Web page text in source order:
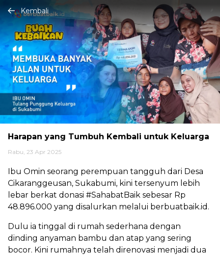
Kembali
Harapan yang Tumbuh Kembali untuk Keluarga
Rabu, 23 Apr 2025
Ibu Omin seorang perempuan tangguh dari Desa
Cikaranggeusan, Sukabumi, kini tersenyum lebih
lebar berkat donasi #SahabatBaik sebesar Rp
48.896.000 yang disalurkan melalui berbuatbaik.id.
Dulu ia tinggal di rumah sederhana dengan
dinding anyaman bambu dan atap yang sering
bocor. Kini rumahnya telah direnovasi menjadi dua